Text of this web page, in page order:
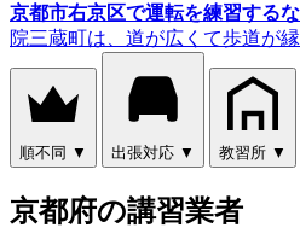
京都市右京区で運転を練習する
院三蔵町は、道が広くて歩道が
順不同 ▼ 出張対応 ▼ 教習所 ▼
京都府の講習業者